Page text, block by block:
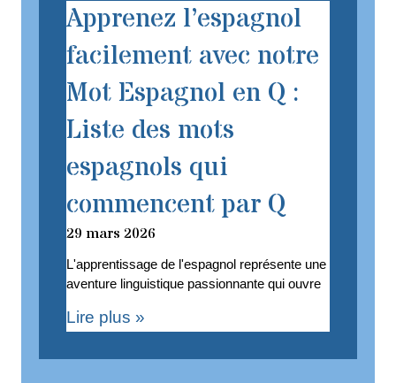
Apprenez l’espagnol
facilement avec notre
Mot Espagnol en Q :
Liste des mots
espagnols qui
commencent par Q
29 mars 2026
L'apprentissage de l'espagnol représente une
aventure linguistique passionnante qui ouvre
Lire plus »